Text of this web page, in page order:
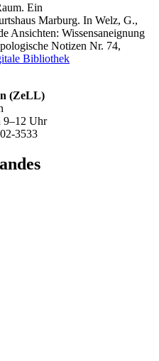
Ein
Marburg. In Welz, G.,
Ansichten: Wissensaneignung
Notizen Nr. 74,
Bibliothek
(ZeLL)
9–12 Uhr
3533